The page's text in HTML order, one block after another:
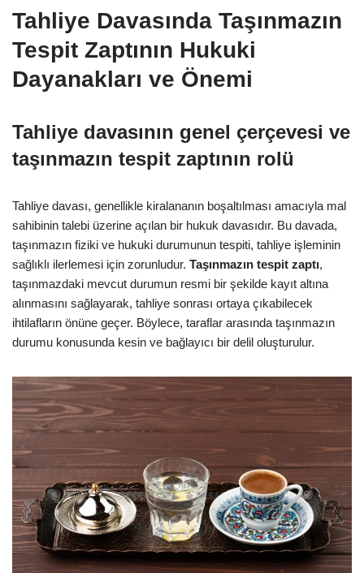
Tahliye Davasında Taşınmazın
Tespit Zaptının Hukuki
Dayanakları ve Önemi
Tahliye davasının genel çerçevesi ve
taşınmazın tespit zaptının rolü
Tahliye davası, genellikle kiralananın boşaltılması amacıyla mal
sahibinin talebi üzerine açılan bir hukuk davasıdır. Bu davada,
taşınmazın fiziki ve hukuki durumunun tespiti, tahliye işleminin
sağlıklı ilerlemesi için zorunludur. Taşınmazın tespit zaptı,
taşınmazdaki mevcut durumun resmi bir şekilde kayıt altına
alınmasını sağlayarak, tahliye sonrası ortaya çıkabilecek
ihtilafların önüne geçer. Böylece, taraflar arasında taşınmazın
durumu konusunda kesin ve bağlayıcı bir delil oluşturulur.